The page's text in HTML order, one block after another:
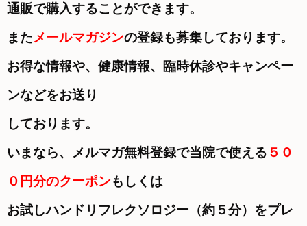
通販で購入することができます。
またメールマガジンの登録も募集しております。
お得な情報や、健康情報、臨時休診やキャンペー
ンなどをお送り
しております。
いまなら、メルマガ無料登録で当院で使える ５０
０円分のクーポンもしくは
お試しハンドリフレクソロジー（約５分）をプレ